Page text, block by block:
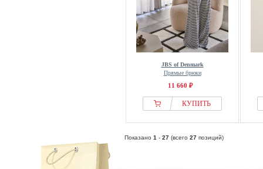
JBS of Denmark
Прямые брюки
11 660 ₽
КУПИТЬ
Показано 1 - 27 (всего 27 позиций)